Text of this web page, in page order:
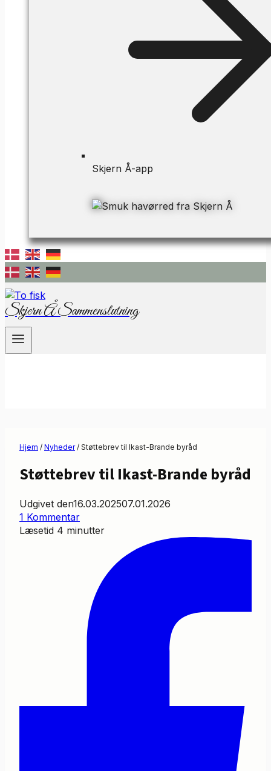
Skjern Å-app
Skjern Å Sammenslutning
Hjem / Nyheder / Støttebrev til Ikast-Brande byråd
Støttebrev til Ikast-Brande byråd
Udgivet den16.03.202507.01.2026
1 Kommentar
Læsetid 4 minutter